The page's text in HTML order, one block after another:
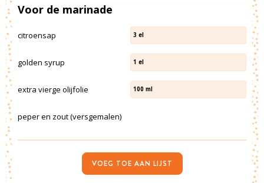
Voor de marinade
citroensap 3 el
golden syrup 1 el
extra vierge olijfolie 100 ml
peper en zout (versgemalen)
VOEG TOE AAN LIJST